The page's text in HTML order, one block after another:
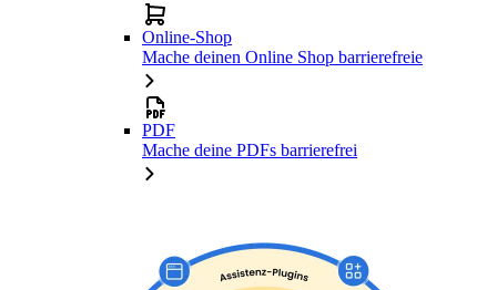
Online-Shop
Mache deinen Online Shop barrierefreie
PDF
Mache deine PDFs barrierefrei